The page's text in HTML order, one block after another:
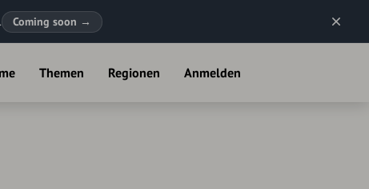
Coming soon →
Themen Regionen Anmelden